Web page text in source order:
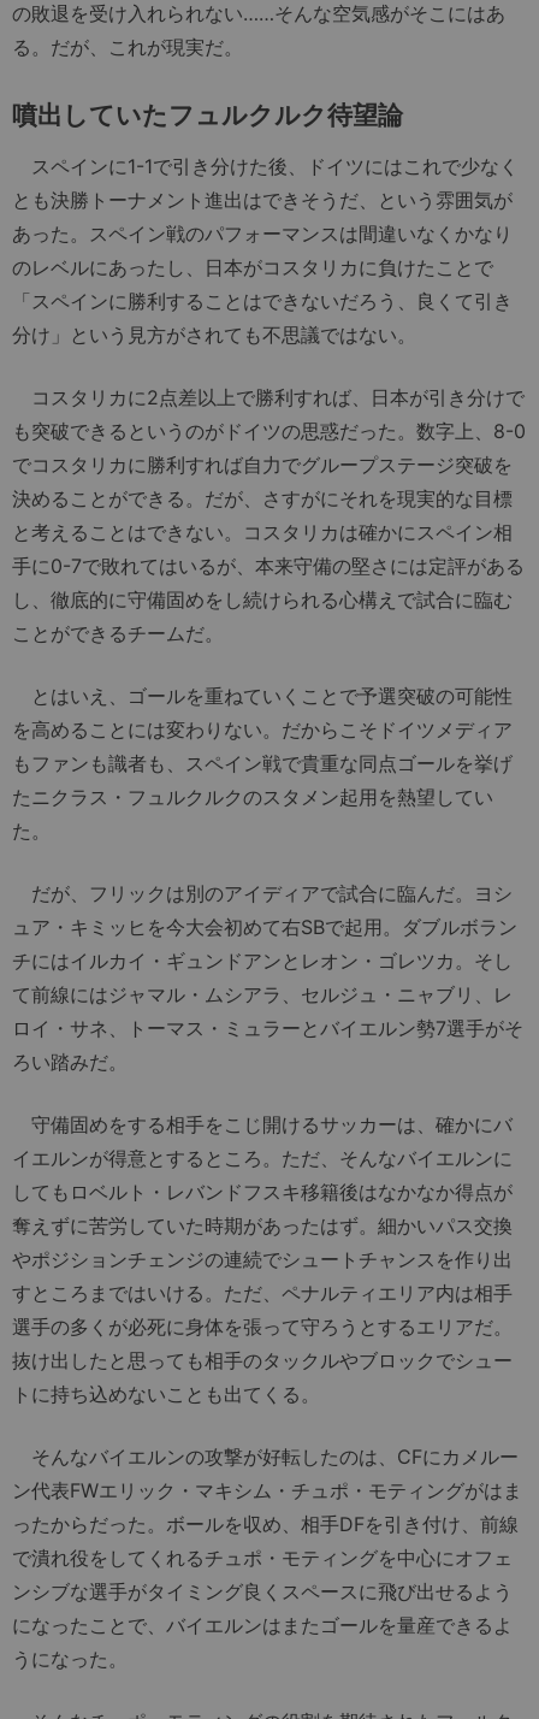
の敗退を受け入れられない……そんな空気感がそこにはあ
る。だが、これが現実だ。
噴出していたフュルクルク待望論
スペインに1-1で引き分けた後、ドイツにはこれで少なく
とも決勝トーナメント進出はできそうだ、という雰囲気が
あった。スペイン戦のパフォーマンスは間違いなくかなり
のレベルにあったし、日本がコスタリカに負けたことで
「スペインに勝利することはできないだろう、良くて引き
分け」という見方がされても不思議ではない。
コスタリカに2点差以上で勝利すれば、日本が引き分けで
も突破できるというのがドイツの思惑だった。数字上、8-0
でコスタリカに勝利すれば自力でグループステージ突破を
決めることができる。だが、さすがにそれを現実的な目標
と考えることはできない。コスタリカは確かにスペイン相
手に0-7で敗れてはいるが、本来守備の堅さには定評がある
し、徹底的に守備固めをし続けられる心構えで試合に臨む
ことができるチームだ。
とはいえ、ゴールを重ねていくことで予選突破の可能性
を高めることには変わりない。だからこそドイツメディア
もファンも識者も、スペイン戦で貴重な同点ゴールを挙げ
たニクラス・フュルクルクのスタメン起用を熱望してい
た。
だが、フリックは別のアイディアで試合に臨んだ。ヨシ
ュア・キミッヒを今大会初めて右SBで起用。ダブルボラン
チにはイルカイ・ギュンドアンとレオン・ゴレツカ。そし
て前線にはジャマル・ムシアラ、セルジュ・ニャブリ、レ
ロイ・サネ、トーマス・ミュラーとバイエルン勢7選手がそ
ろい踏みだ。
守備固めをする相手をこじ開けるサッカーは、確かにバ
イエルンが得意とするところ。ただ、そんなバイエルンに
してもロベルト・レバンドフスキ移籍後はなかなか得点が
奪えずに苦労していた時期があったはず。細かいパス交換
やポジションチェンジの連続でシュートチャンスを作り出
すところまではいける。ただ、ペナルティエリア内は相手
選手の多くが必死に身体を張って守ろうとするエリアだ。
抜け出したと思っても相手のタックルやブロックでシュー
トに持ち込めないことも出てくる。
そんなバイエルンの攻撃が好転したのは、CFにカメルー
ン代表FWエリック・マキシム・チュポ・モティングがはま
ったからだった。ボールを収め、相手DFを引き付け、前線
で潰れ役をしてくれるチュポ・モティングを中心にオフェ
ンシブな選手がタイミング良くスペースに飛び出せるよう
になったことで、バイエルンはまたゴールを量産できるよ
うになった。